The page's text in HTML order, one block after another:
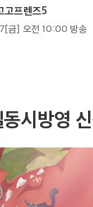
원픽은, 흔
에피소드 13
고프렌즈5
금] 오전 10:00 방송
시방영